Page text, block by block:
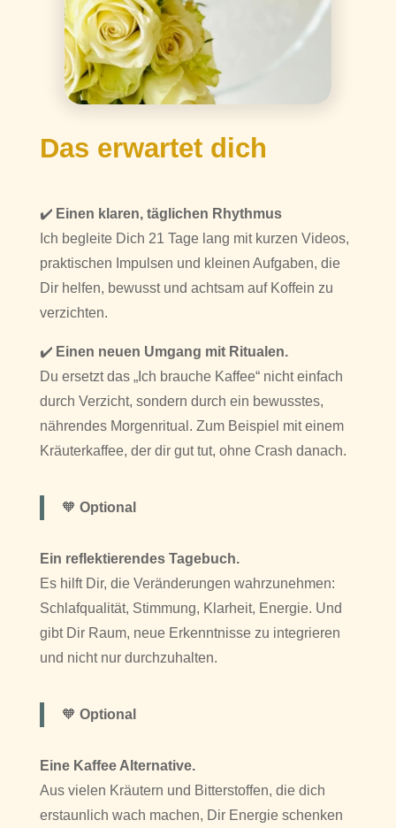
Das erwartet dich
✔️ Einen klaren, täglichen Rhythmus
Ich begleite Dich 21 Tage lang mit kurzen Videos,
praktischen Impulsen und kleinen Aufgaben, die
Dir helfen, bewusst und achtsam auf Koffein zu
verzichten.
✔️ Einen neuen Umgang mit Ritualen.
Du ersetzt das „Ich brauche Kaffee“ nicht einfach
durch Verzicht, sondern durch ein bewusstes,
nährendes Morgenritual. Zum Beispiel mit einem
Kräuterkaffee, der dir gut tut, ohne Crash danach.
🧡 Optional
Ein reflektierendes Tagebuch.
Es hilft Dir, die Veränderungen wahrzunehmen:
Schlafqualität, Stimmung, Klarheit, Energie. Und
gibt Dir Raum, neue Erkenntnisse zu integrieren
und nicht nur durchzuhalten.
🧡 Optional
Eine Kaffee Alternative.
Aus vielen Kräutern und Bitterstoffen, die dich
erstaunlich wach machen, Dir Energie schenken